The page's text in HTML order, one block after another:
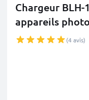
Chargeur
appareils
(4 avis)